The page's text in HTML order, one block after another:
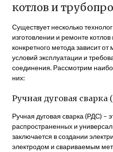
котлов и
Существует несколько
изготовлении и ремонте
конкретного метода зависит
условий эксплуатации и
соединения. Рассмотрим
них:
Ручная дуговая сварка
Ручная дуговая сварка (РДС) –
распространенных и
заключается в создании
электродом и свариваемым